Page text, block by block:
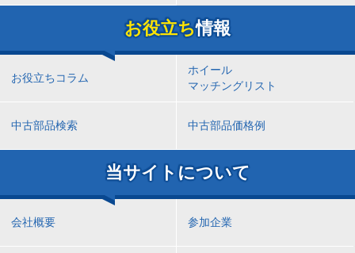
お役立ち情報
お役立ちコラム
ホイール
マッチングリスト
中古部品検索 中古部品価格例
当サイトについて
会社概要 参加企業